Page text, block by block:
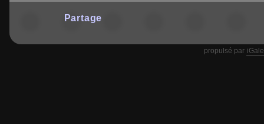
Partage
propulsé par